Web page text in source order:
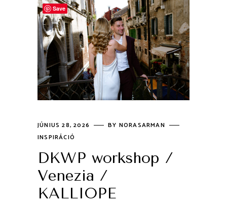
JÚNIUS 28, 2026 BY NORASARMAN
INSPIRÁCIÓ
DKWP workshop /
Venezia /
KALLIOPE
Save